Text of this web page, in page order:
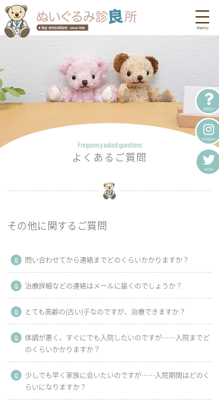
お問合せ
Instagram
twitter
Frequency asked questions
よくあるご質問
その他に関するご質問
Q 問い合わせてから連絡までどのくらいかかりますか？
Q 治療詳細などの連絡はメールに届くのでしょうか？
Q とても高齢の(古い)子なのですが、治療できますか？
Q
体調が悪く、すぐにでも入院したいのですが……入院までど
のくらいかかりますか？
Q
少しでも早く家族に会いたいのですが……入院期間はどのく
らいになりますか？